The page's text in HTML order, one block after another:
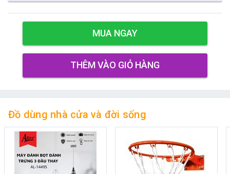
MUA NGAY
THÊM VÀO GIỎ HÀNG
Đồ dùng nhà cửa và đời sống